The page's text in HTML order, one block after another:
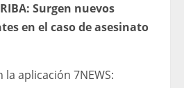
Surgen nuevos
en el caso de asesinato
aplicación 7NEWS: